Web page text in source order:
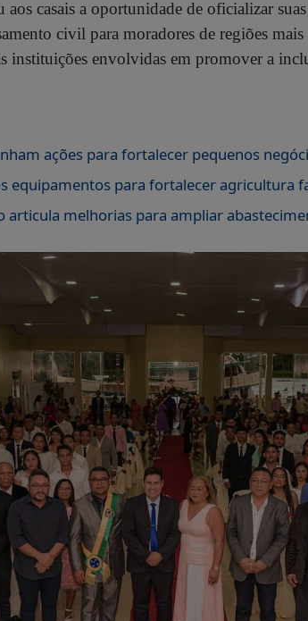
casais a oportunidade de oficializar
civil para moradores de regiões mais
instituições envolvidas em promover a
ações para fortalecer pequenos
equipamentos para fortalecer agricultura
articula melhorias para ampliar